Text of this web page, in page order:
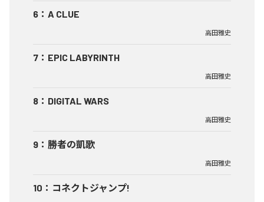
6 ： A CLUE
高田雅史
7 ： EPIC LABYRINTH
高田雅史
8 ： DIGITAL WARS
高田雅史
9 ： 勝者の凱歌
高田雅史
10 ： コネクトジャンプ!